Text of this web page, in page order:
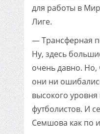
для работы в
Лиге.
— Трансферная
Ну, здесь
очень давно.
они ни
высокого
футболистов. И
Семшова как по